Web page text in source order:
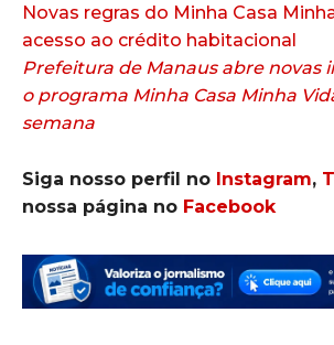
Novas regras do Minha Casa
acesso ao crédito habitacional
Prefeitura de Manaus abre novas
o programa Minha Casa Minha
semana
Siga nosso perfil no Instagram,
nossa página no Facebook